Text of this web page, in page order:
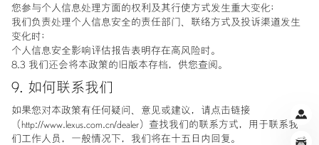
您参与个人信息处理方面的权利及其行使方式发生重大变化；
我们负责处理个人信息安全的责任部门、联络方式及投诉渠道发生
变化时；
个人信息安全影响评估报告表明存在高风险时。
8.3 我们还会将本政策的旧版本存档，供您查阅。
9. 如何联系我们
如果您对本政策有任何疑问、意见或建议，请点击链接
（http://www.lexus.com.cn/dealer）查找我们的联系方式，用于联系我
们工作人员，一般情况下，我们将在十五日内回复。